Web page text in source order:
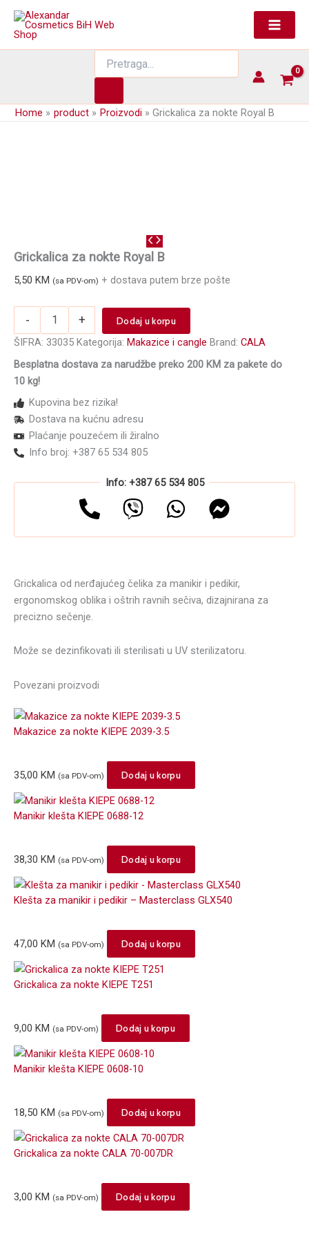
Skip
content
search
Home product Proizvodi Grickalica za nokte Royal B
Grickalica za nokte Royal B
5,50 KM (sa PDV-om) + dostava putem brze pošte
-
nokte
B
količina
+
Dodaj u korpu
ŠIFRA: 33035 Kategorija: Makazice i cangle Brand: CALA
Besplatna dostava za narudžbe preko 200 KM za pakete do
10 kg!
Kupovina bez rizika!
Dostava na kućnu adresu
Plaćanje pouzećem ili žiralno
Info broj: +387 65 534 805
Info: +387 65 534 805
Grickalica od nerđajućeg čelika za manikir i pedikir,
ergonomskog oblika i oštrih ravnih sečiva, dizajnirana za
precizno sečenje.
Može se dezinfikovati ili sterilisati u UV sterilizatoru.
Povezani proizvodi
Makazice za nokte KIEPE 2039-3.5
35,00 KM (sa PDV-om) Dodaj u korpu
Manikir klešta KIEPE 0688-12
38,30 KM (sa PDV-om) Dodaj u korpu
Klešta za manikir i pedikir – Masterclass GLX540
47,00 KM (sa PDV-om) Dodaj u korpu
Grickalica za nokte KIEPE T251
9,00 KM (sa PDV-om) Dodaj u korpu
Manikir klešta KIEPE 0608-10
18,50 KM (sa PDV-om) Dodaj u korpu
Grickalica za nokte CALA 70-007DR
3,00 KM (sa PDV-om) Dodaj u korpu